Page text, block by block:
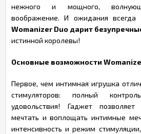
нежного и мощного,
воображение. И ожидания всегда
Womanizer Duo дарит
истинной королевы!
Основные возможности
Первое, чем интимная игрушка
стимуляторов: полный
удовольствия! Гаджет
мечтать и воплощать интимные
интенсивность и режим